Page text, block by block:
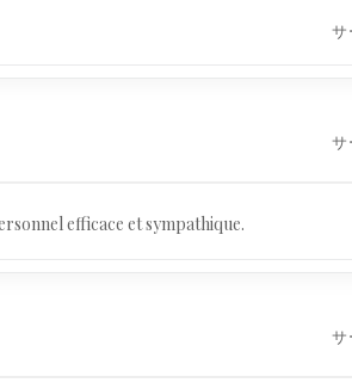
サ
サ
efficace et sympathique.
サ